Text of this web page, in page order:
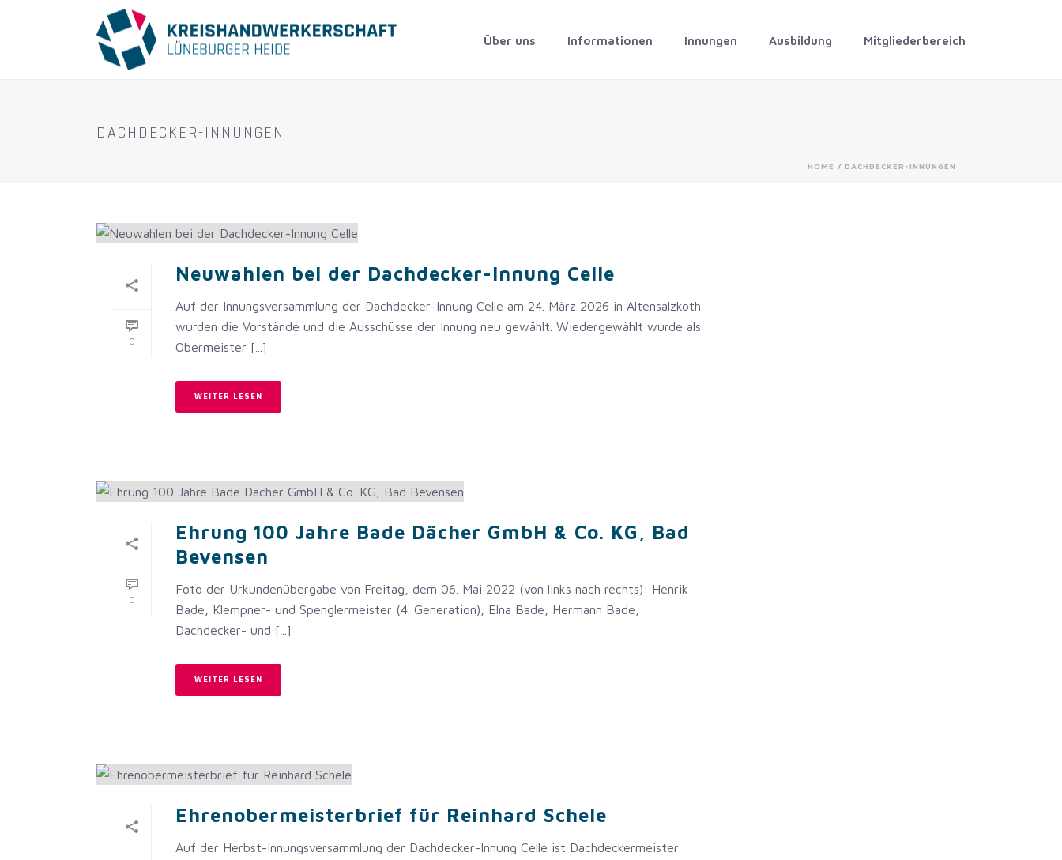
Über uns Informationen Innungen Ausbildung Mitgliederbereich
DACHDECKER-INNUNGEN
HOME / DACHDECKER-INNUNGEN
0
Neuwahlen bei der Dachdecker-Innung Celle
Auf der Innungsversammlung der Dachdecker-Innung Celle am 24. März 2026 in Altensalzkoth
wurden die Vorstände und die Ausschüsse der Innung neu gewählt. Wiedergewählt wurde als
Obermeister [...]
WEITER LESEN
0
Ehrung 100 Jahre Bade Dächer GmbH & Co. KG, Bad
Bevensen
Foto der Urkundenübergabe von Freitag, dem 06. Mai 2022 (von links nach rechts): Henrik
Bade, Klempner- und Spenglermeister (4. Generation), Elna Bade, Hermann Bade,
Dachdecker- und [...]
WEITER LESEN
Ehrenobermeisterbrief für Reinhard Schele
Auf der Herbst-Innungsversammlung der Dachdecker-Innung Celle ist Dachdeckermeister